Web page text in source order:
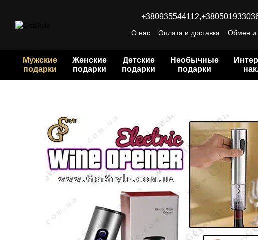
+380935544112,
О нас Оплата и доставка Обмен и
Мужские
подарки
Женские
подарки
Детские
подарки
Необычные
подарки